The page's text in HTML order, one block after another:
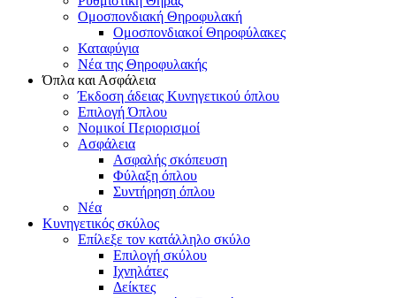
Ομοσπονδιακή Θηροφυλακή
Oμοσπονδιακοί Θηροφύλακες
Καταφύγια
Νέα της Θηροφυλακής
Όπλα και Ασφάλεια
Έκδοση άδειας Κυνηγετικού όπλου
Επιλογή Όπλου
Νομικοί Περιορισμοί
Ασφάλεια
Ασφαλής σκόπευση
Φύλαξη όπλου
Συντήρηση όπλου
Νέα
Κυνηγετικός σκύλος
Επίλεξε τον κατάλληλο σκύλο
Επιλογή σκύλου
Ιχνηλάτες
Δείκτες